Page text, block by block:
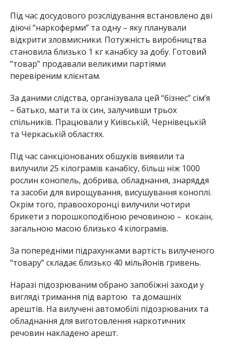
Під час досудового розслідування встановлено дві
діючі “наркоферми” та одну – яку планували
відкрити зловмисники. Потужність виробництва
становила близько 1 кг канабісу за добу. Готовий
“товар” продавали великими партіями
перевіреним клієнтам.
За даними слідства, організувала цей “бізнес” сім’я
– батько, мати та їх син, залучивши трьох
спільників. Працювали у Київській, Чернівецькій
та Черкаській областях.
Під час санкціонованих обшуків виявили та
вилучили 25 кілограмів канабісу, більш ніж 1000
рослин конопель, добрива, обладнання, знаряддя
та засоби для вирощування, висушування коноплі.
Окрім того, правоохоронці вилучили чотири
брикети з порошкоподібною речовиною – кокаїн,
загальною масою близько 4 кілограмів.
За попередніми підрахунками вартість вилученого
“товару” складає близько 40 мільйонів гривень.
Наразі підозрюваним обрано запобіжні заходи у
вигляді тримання під вартою та домашніх
арештів. На вилучені автомобілі підозрюваних та
обладнання для виготовлення наркотичних
речовин накладено арешт.